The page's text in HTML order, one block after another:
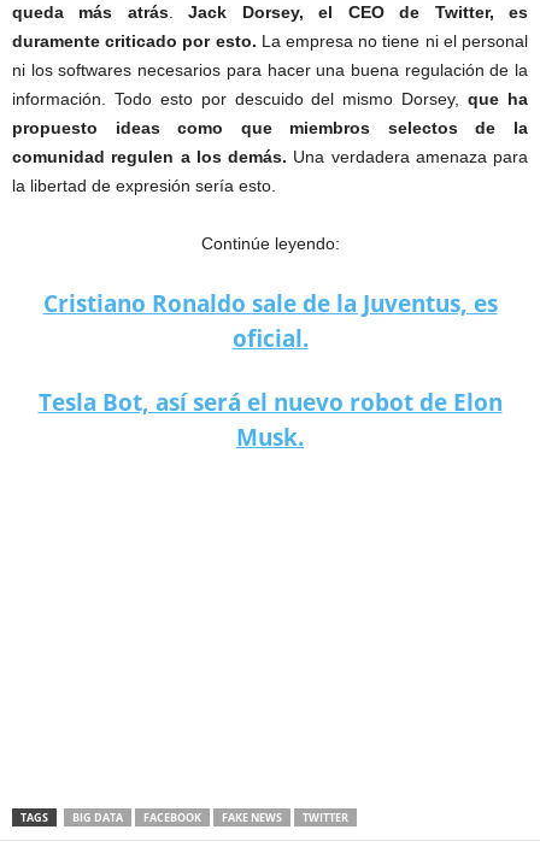
queda más atrás.
Jack Dorsey, el CEO de Twitter, es
duramente criticado por esto. La empresa no tiene ni el personal
ni los softwares necesarios para hacer una buena regulación de la
información. Todo esto por descuido del mismo Dorsey,que ha
propuesto ideas como que miembros selectos de la
comunidad regulen a los demás. Una verdadera amenaza para
la libertad de expresión sería esto.
Continúe leyendo:
Cristiano Ronaldo sale de la Juventus, es
oficial.
Tesla Bot, así será el nuevo robot de Elon
Musk.
TAGS BIG DATA FACEBOOK FAKE NEWS TWITTER